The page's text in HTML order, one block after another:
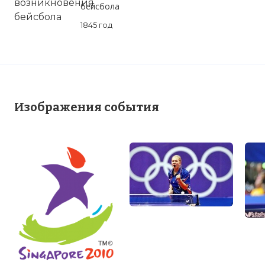
бейсбола
1845 год
Изображения события